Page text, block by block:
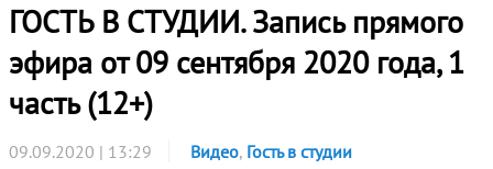
ГОСТЬ В СТУДИИ. Запись прямого
эфира от 09 сентября 2020 года, 1
часть (12+)
09.09.2020 | 13:29 Видео, Гость в студии